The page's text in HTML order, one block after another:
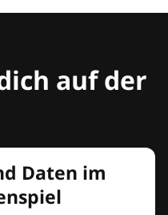
auf der
Daten im